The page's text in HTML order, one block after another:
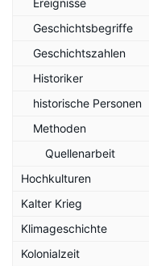
Ereignisse
Geschichtsbegriffe
Geschichtszahlen
Historiker
historische Personen
Methoden
Quellenarbeit
Hochkulturen
Kalter Krieg
Klimageschichte
Kolonialzeit